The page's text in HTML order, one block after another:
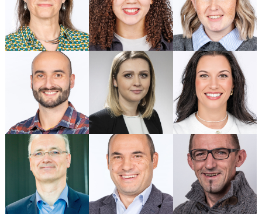
Leonardo Sallustio
mehr ...
Leutrime Rushani
mehr ...
Robert Laubscher-
Vogt
mehr ...
Stefano Primavera
mehr ...